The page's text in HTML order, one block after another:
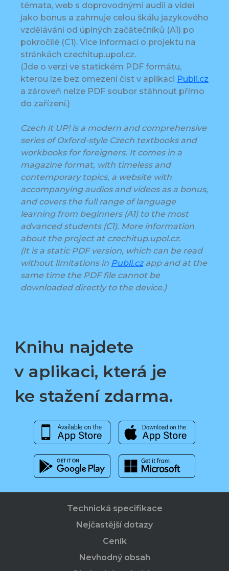
témata, web s doprovodnými audii a videi
jako bonus a zahrnuje celou škálu jazykového
vzdělávání od úplných začátečníků (A1) po
pokročilé (C1). Více informací o projektu na
stránkách czechitup.upol.cz.
(Jde o verzi ve statickém PDF formátu,
kterou lze bez omezení číst v aplikaci Publi.cz
a zároveň nelze PDF soubor stáhnout přímo
do zařízení.)
Czech it UP! is a modern and comprehensive
series of Oxford-style Czech textbooks and
workbooks for foreigners. It comes in a
magazine format, with timeless and
contemporary topics, a website with
accompanying audios and videos as a bonus,
and covers the full range of language
learning from beginners (A1) to the most
advanced students (C1). More information
about the project at czechitup.upol.cz.
(It is a static PDF version, which can be read
without limitations in Publi.czapp and at the
same time the PDF file cannot be
downloaded directly to the device.)
Knihu najdete
v aplikaci, která je
ke stažení zdarma.
Technická specifikace
Nejčastější dotazy
Ceník
Nevhodný obsah